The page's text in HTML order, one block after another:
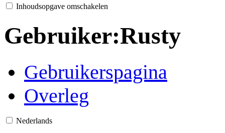
Inhoudsopgave omschakelen
Gebruiker:Rusty
Gebruikerspagina
Overleg
Nederlands